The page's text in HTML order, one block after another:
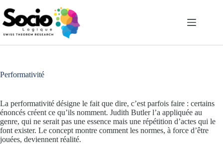
au
contenu
Performativité
La performativité désigne le fait que dire, c’est parfois faire : certains
énoncés créent ce qu’ils nomment. Judith Butler l’a appliquée au
genre, qui ne serait pas une essence mais une répétition d’actes qui le
font exister. Le concept montre comment les normes, à force d’être
jouées, deviennent réalité.